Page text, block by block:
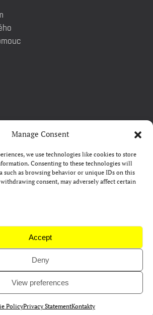
Manage Consent
we use technologies like cookies to store
Consenting to these technologies will
such as browsing behavior or unique IDs on this
consent, may adversely affect certain
Accept
Deny
View preferences
PolicyPrivacy StatementKontakty
2026 | web